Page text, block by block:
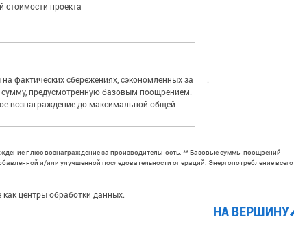
стоимости проекта
фактических сбережениях, сэкономленных за
предусмотренную базовым поощрением.
вознаграждение до максимальной общей
.
плюс вознаграждение за производительность. ** Базовые суммы поощрений
и/или улучшенной последовательности операций. Энергопотребление всего
как центры обработки данных.
НА ВЕРШИНУ